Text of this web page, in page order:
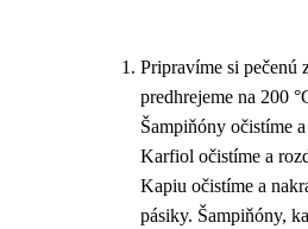
Pripravíme si pečenú
predhrejeme na 200
Šampiňóny očistíme
Karfiol očistíme a
Kapiu očistíme a
pásiky. Šampiňóny,